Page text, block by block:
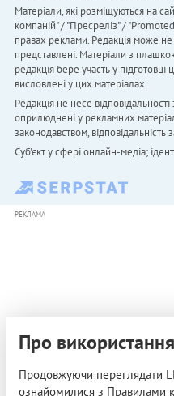
Матеріали, які розміщуються на
компаній" / "Пресреліз" /
правах реклами. Редакція може не
представлені. Матеріали з
редакція бере участь у підготовці
висловлені у цих матеріалах.
Редакція не несе
оприлюднені у рекламних
законодавством,
Cуб'єкт у сфері онлайн-медіа;
РЕКЛАМА
Про
Продовжуючи переглядати
ознайомилися з Правилами